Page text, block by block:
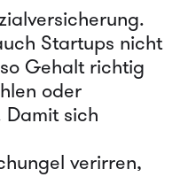
Startups nicht
Gehalt richtig
oder
Damit sich
verirren,